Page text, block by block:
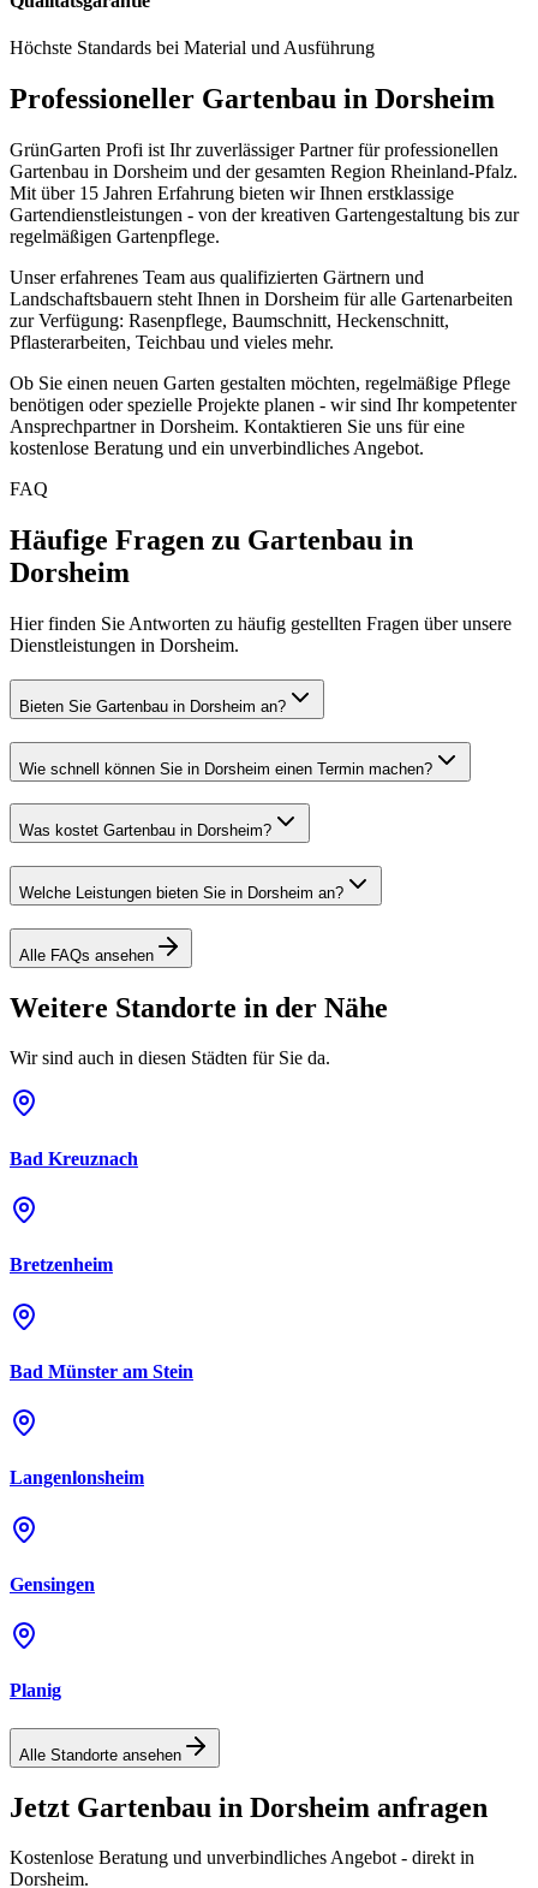
Höchste Standards bei Material und Ausführung
Professioneller Gartenbau in Dorsheim
GrünGarten Profi ist Ihr zuverlässiger Partner für professionellen
Gartenbau in Dorsheim und der gesamten Region Rheinland-Pfalz.
Mit über 15 Jahren Erfahrung bieten wir Ihnen erstklassige
Gartendienstleistungen - von der kreativen Gartengestaltung bis zur
regelmäßigen Gartenpflege.
Unser erfahrenes Team aus qualifizierten Gärtnern und
Landschaftsbauern steht Ihnen in Dorsheim für alle Gartenarbeiten
zur Verfügung: Rasenpflege, Baumschnitt, Heckenschnitt,
Pflasterarbeiten, Teichbau und vieles mehr.
Ob Sie einen neuen Garten gestalten möchten, regelmäßige Pflege
benötigen oder spezielle Projekte planen - wir sind Ihr kompetenter
Ansprechpartner in Dorsheim. Kontaktieren Sie uns für eine
kostenlose Beratung und ein unverbindliches Angebot.
FAQ
Häufige Fragen zu Gartenbau in
Dorsheim
Hier finden Sie Antworten zu häufig gestellten Fragen über unsere
Dienstleistungen in Dorsheim.
Bieten Sie Gartenbau in Dorsheim an?
Wie schnell können Sie in Dorsheim einen Termin machen?
Was kostet Gartenbau in Dorsheim?
Welche Leistungen bieten Sie in Dorsheim an?
Alle FAQs ansehen
Weitere Standorte in der Nähe
Wir sind auch in diesen Städten für Sie da.
Bad Kreuznach
Bretzenheim
Bad Münster am Stein
Langenlonsheim
Gensingen
Planig
Alle Standorte ansehen
Jetzt Gartenbau in Dorsheim anfragen
Kostenlose Beratung und unverbindliches Angebot - direkt in
Dorsheim.